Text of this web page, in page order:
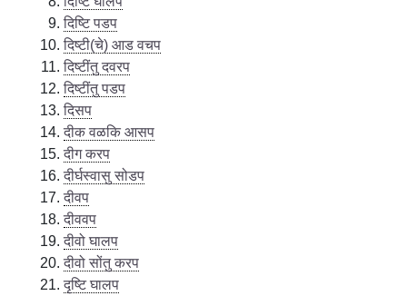
दिष्टि पडप
दिष्टी(चे) आड वचप
दिष्टींतु दवरप
दिष्टींतु पडप
दिसप
दीक वळकि आसप
दीग करप
दीर्घस्वासु सोडप
दीवप
दीववप
दीवो घालप
दीवो सोंतु करप
दृष्टि घालप